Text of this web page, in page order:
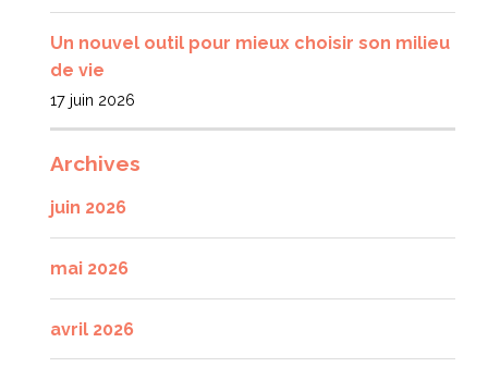
Un nouvel outil pour mieux choisir son milieu
de vie
17 juin 2026
Archives
juin 2026
mai 2026
avril 2026